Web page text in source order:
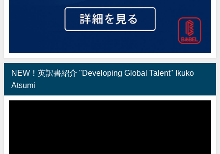
NEW！英訳書紹介 "Developing Global Talent" Ikuko
Atsumi